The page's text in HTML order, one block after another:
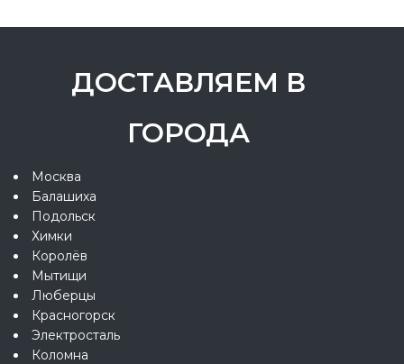
ДОСТАВЛЯЕМ В
ГОРОДА
Москва
Балашиха
Подольск
Химки
Королёв
Мытищи
Люберцы
Красногорск
Электросталь
Коломна